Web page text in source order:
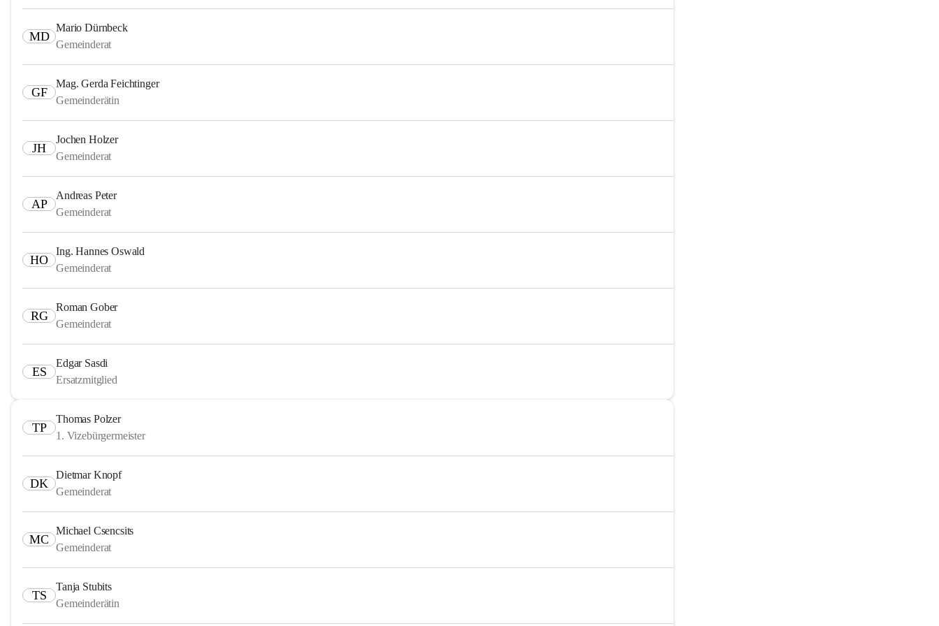
MD
Mario Dürnbeck
Gemeinderat
GF
Mag. Gerda Feichtinger
Gemeinderätin
JH
Jochen Holzer
Gemeinderat
AP
Andreas Peter
Gemeinderat
HO
Ing. Hannes Oswald
Gemeinderat
RG
Roman Gober
Gemeinderat
ES
Edgar Sasdi
Ersatzmitglied
TP
Thomas Polzer
1. Vizebürgermeister
DK
Dietmar Knopf
Gemeinderat
MC
Michael Csencsits
Gemeinderat
TS
Tanja Stubits
Gemeinderätin